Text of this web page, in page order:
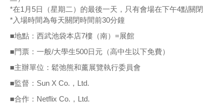
*在1月5日（星期二）的最後一天，只有會場在下午4點關閉
*入場時間為每天關閉時間前30分鐘
■地點：西武池袋本店7樓（南）=展館
■門票：一般/大學生500日元（高中生以下免費）
■主辦單位：鬆弛熊和薰展覽執行委員會
■監督：Sun X Co.，Ltd.
■合作：Netflix Co.，Ltd.